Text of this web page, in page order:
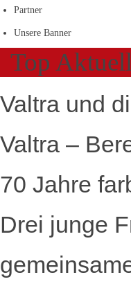
Partner
Unsere Banner
Top Aktuell
Valtra und
Valtra –
70 Jahre
Drei junge